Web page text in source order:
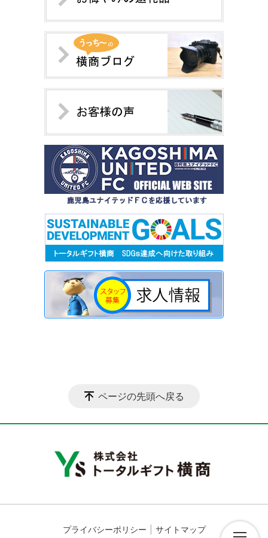
ページの先頭へ戻る
プライバシーポリシー サイトマップ